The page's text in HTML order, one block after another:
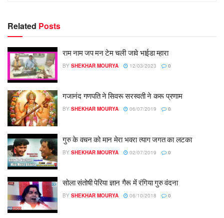
Related Posts
राम नाम जप मन टेम चली जावे भाईडा म्हारा
BY SHEKHAR MOURYA 12/03/2023 0
गजानंद गणपति ने सिवरू सरस्वती ने करू प्रणाम
BY SHEKHAR MOURYA 06/07/2019 0
गुरु के वचन को मान मेरा भवरा त्याग जगत का लटका
BY SHEKHAR MOURYA 02/07/2019 0
सोला संतोषी पेरिया ज्ञान गैरू में रंगिया‌ गुरु वंदना
BY SHEKHAR MOURYA 06/10/2018 0